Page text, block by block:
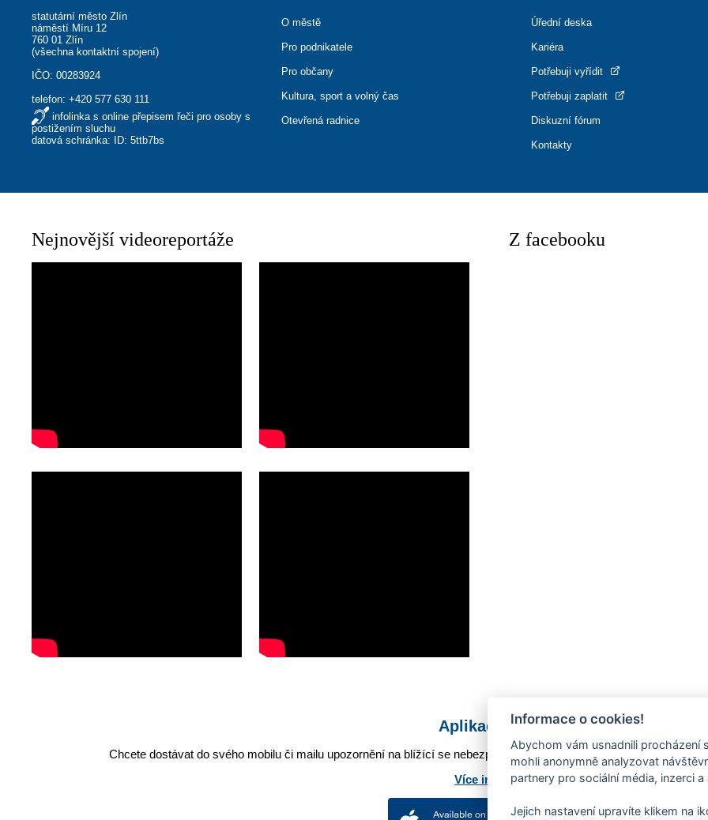
statutární město Zlín
náměstí Míru 12
760 01 Zlín
(všechna kontaktní spojení)
IČO: 00283924
telefon:+420 577 630 111
infolinka s online přepisem řeči pro osoby s
postižením sluchu
datová schránka: ID: 5ttb7bs
O městě
Pro podnikatele
Pro občany
Kultura, sport a volný čas
Otevřená radnice
Úřední deska
Kariéra
Potřebuji vyřídit
Potřebuji zaplatit
Diskuzní fórum
Kontakty
Nejnovější videoreportáže Z facebooku
Aplikace Mobilní rozhlas
Chcete dostávat do svého mobilu či mailu upozornění na blížící se nebezpečí, odstávky, poruchy a výpadky
Více informací o aplikaci
Informace o cookies!
Abychom vám usnadnili procházení
mohli anonymně analyzovat
partnery pro sociální média, inzerci a
Jejich nastavení upravíte klikem na